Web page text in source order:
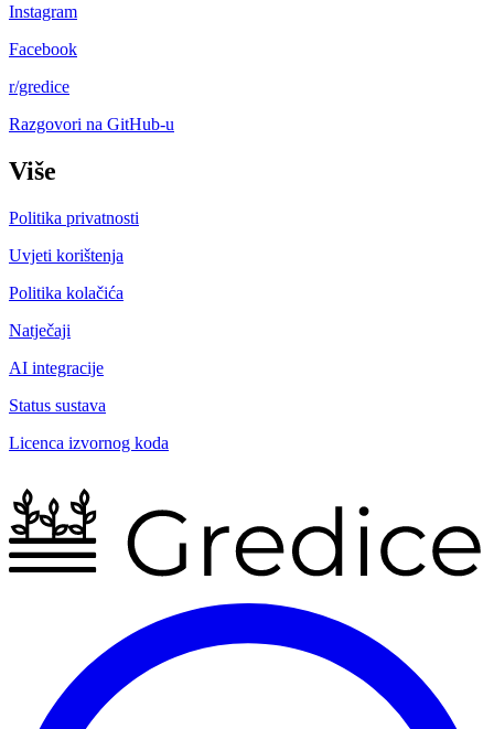
Instagram
Facebook
r/gredice
Razgovori na GitHub-u
Više
Politika privatnosti
Uvjeti korištenja
Politika kolačića
Natječaji
AI integracije
Status sustava
Licenca izvornog koda